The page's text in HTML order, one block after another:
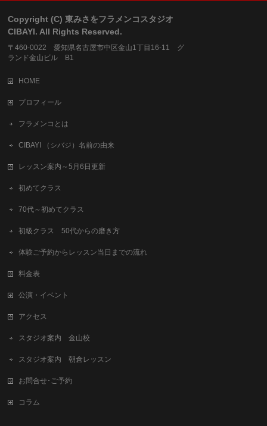
Copyright (C) 東みさをフラメンコスタジオ
CIBAYI. All Rights Reserved.
〒460-0022 愛知県名古屋市中区金山1丁目16-11 グ
ランド金山ビル B1
HOME
プロフィール
フラメンコとは
CIBAYI （シバジ）名前の由来
レッスン案内～5月6日更新
初めてクラス
70代～初めてクラス
初級クラス 50代からの磨き方
体験ご予約からレッスン当日までの流れ
料金表
公演・イベント
アクセス
スタジオ案内 金山校
スタジオ案内 朝倉レッスン
お問合せ･ご予約
コラム